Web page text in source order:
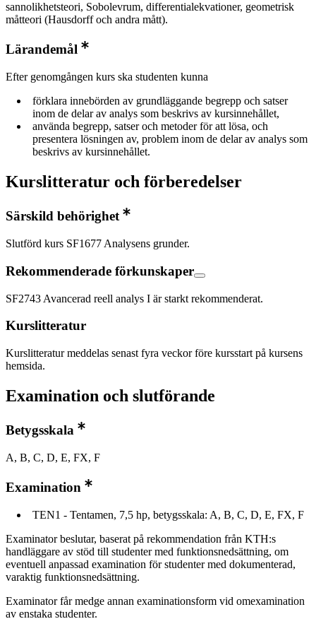
sannolikhetsteori, Sobolevrum, differentialekvationer, geometrisk
måtteori (Hausdorff och andra mått).
Lärandemål
Efter genomgången kurs ska studenten kunna
förklara innebörden av grundläggande begrepp och satser
inom de delar av analys som beskrivs av kursinnehållet,
använda begrepp, satser och metoder för att lösa, och
presentera lösningen av, problem inom de delar av analys som
beskrivs av kursinnehållet.
Kurslitteratur och förberedelser
Särskild behörighet
Slutförd kurs SF1677 Analysens grunder.
Rekommenderade förkunskaper
SF2743 Avancerad reell analys I är starkt rekommenderat.
Kurslitteratur
Kurslitteratur meddelas senast fyra veckor före kursstart på kursens
hemsida.
Examination och slutförande
Betygsskala
A, B, C, D, E, FX, F
Examination
TEN1 - Tentamen, 7,5 hp, betygsskala: A, B, C, D, E, FX, F
Examinator beslutar, baserat på rekommendation från KTH:s
handläggare av stöd till studenter med funktionsnedsättning, om
eventuell anpassad examination för studenter med dokumenterad,
varaktig funktionsnedsättning.
Examinator får medge annan examinationsform vid omexamination
av enstaka studenter.